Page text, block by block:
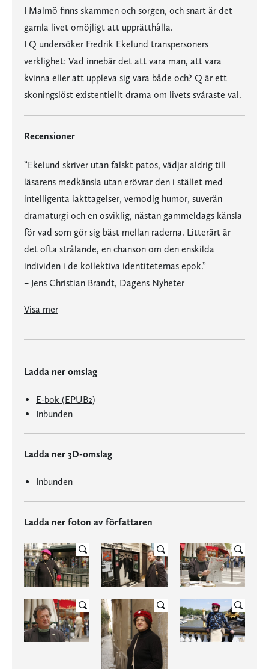
I Malmö finns skammen och sorgen, och snart är det
gamla livet omöjligt att upprätthålla.
I Q undersöker Fredrik Ekelund transpersoners
verklighet: Vad innebär det att vara man, att vara
kvinna eller att uppleva sig vara både och? Q är ett
skoningslöst existentiellt drama om livets svåraste val.
Recensioner
”Ekelund skriver utan falskt patos, vädjar aldrig till
läsarens medkänsla utan erövrar den i stället med
intelligenta iakttagelser, vemodig humor, suverän
dramaturgi och en osviklig, nästan gammeldags känsla
för vad som gör sig bäst mellan raderna. Litterärt är
det ofta strålande, en chanson om den enskilda
individen i de kollektiva identiteternas epok.”
– Jens Christian Brandt, Dagens Nyheter
Visa mer
Ladda ner omslag
E-bok (EPUB2)
Inbunden
Ladda ner 3D-omslag
Inbunden
Ladda ner foton av författaren